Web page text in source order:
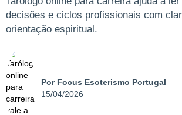
decisões e ciclos profissionais com
orientação espiritual.
Por Focus Esoterismo Portugal
15/04/2026